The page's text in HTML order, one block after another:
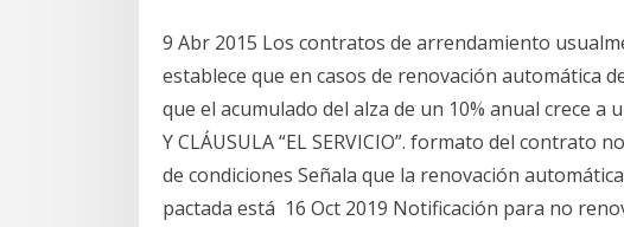
9 Abr 2015 Los contratos de arrendamiento
establece que en casos de renovación automática
que el acumulado del alza de un 10% anual crece a
Y CLÁUSULA “EL SERVICIO”. formato del
de condiciones Señala que la renovación
pactada está 16 Oct 2019 Notificación para no